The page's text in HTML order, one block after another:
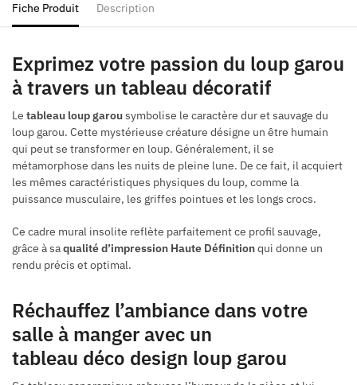
Fiche Produit Description
Exprimez votre passion du loup garou
à travers un tableau décoratif
Le tableau loup garousymbolise le caractère dur et sauvage du
loup garou. Cette mystérieuse créature désigne un être humain
qui peut se transformer en loup. Généralement, il se
métamorphose dans les nuits de pleine lune. De ce fait, il acquiert
les mêmes caractéristiques physiques du loup, comme la
puissance musculaire, les griffes pointues et les longs crocs.
Ce cadre mural insolite reflète parfaitement ce profil sauvage,
grâce à saqualité d’impression Haute Définitionqui donne un
rendu précis et optimal.
Réchauffez l’ambiance dans votre
salle à manger avec un
tableau déco design loup garou